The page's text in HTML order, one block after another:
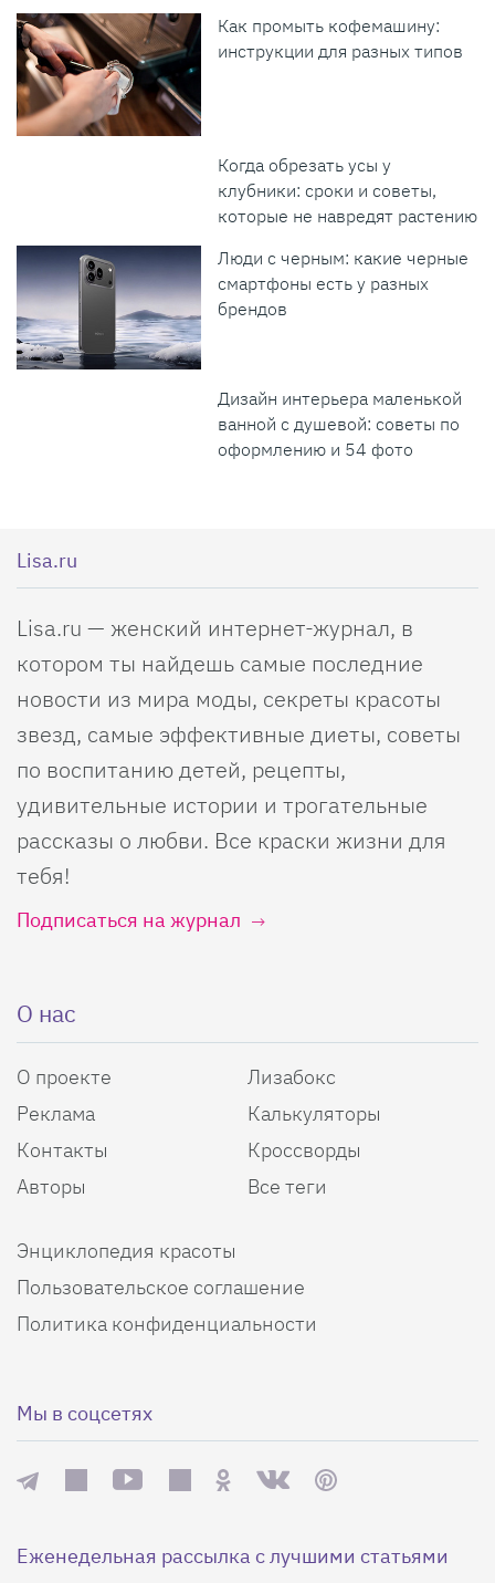
Как промыть кофемашину:
инструкции для разных типов
Когда обрезать усы у
клубники: сроки и советы,
которые не навредят растению
Люди с черным: какие черные
смартфоны есть у разных
брендов
Дизайн интерьера маленькой
ванной с душевой: советы по
оформлению и 54 фото
Lisa.ru
Lisa.ru — женский интернет-журнал, в
котором ты найдешь самые последние
новости из мира моды, секреты красоты
звезд, самые эффективные диеты, советы
по воспитанию детей, рецепты,
удивительные истории и трогательные
рассказы о любви. Все краски жизни для
тебя!
Подписаться на журнал
О нас
О проекте
Реклама
Контакты
Авторы
Лизабокс
Калькуляторы
Кроссворды
Все теги
Энциклопедия красоты
Пользовательское соглашение
Политика конфиденциальности
Мы в соцсетях
Еженедельная рассылка с лучшими статьями